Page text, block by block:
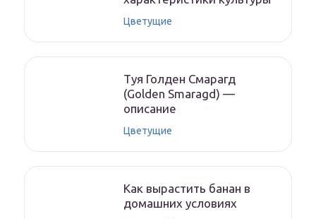
Цветущие
Туя Голден Смарагд
(Golden Smaragd) —
описание
Цветущие
Как вырастить банан в
домашних условиях